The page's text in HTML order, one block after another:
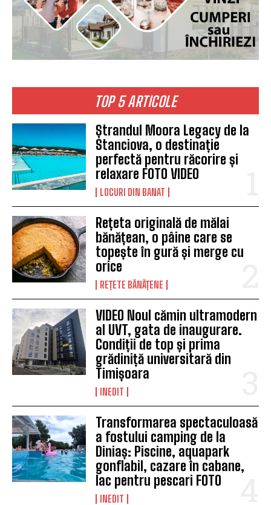
TOP 5 ARTICOLE
Ștrandul Moora Legacy de la
Stanciova, o destinație
perfectă pentru răcorire și
relaxare FOTO VIDEO
LOCURI DIN BANAT
Rețeta originală de mălai
bănățean, o pâine care se
topește în gură și merge cu
orice
REȚETE BĂNĂȚENE
VIDEO Noul cămin ultramodern
al UVT, gata de inaugurare.
Condiții de top și prima
grădiniță universitară din
Timișoara
INEDIT
Transformarea spectaculoasă
a fostului camping de la
Diniaș: Piscine, aquapark
gonflabil, cazare în cabane,
lac pentru pescari FOTO
INEDIT